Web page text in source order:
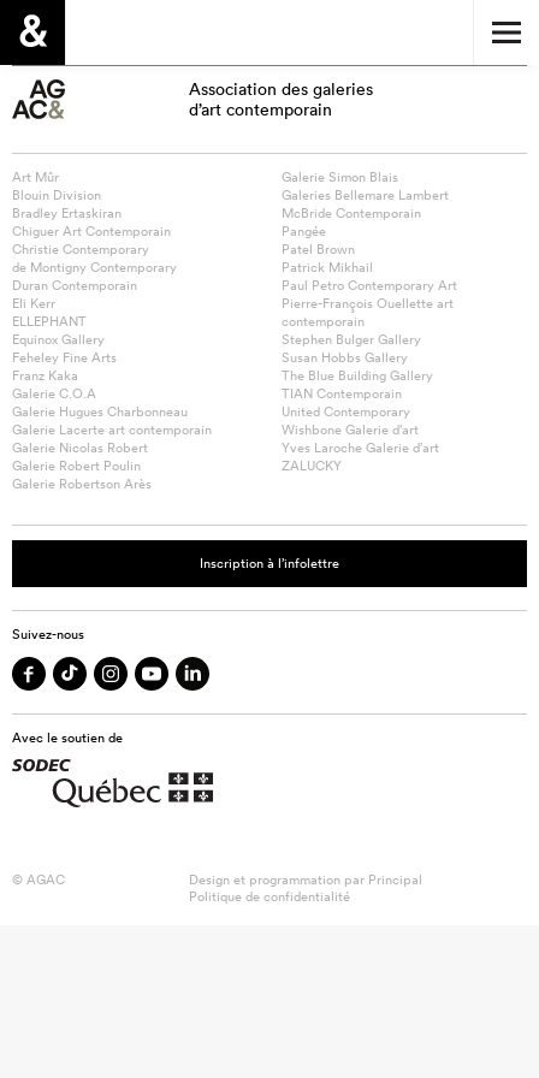
Association des galeries
d’art contemporain
Art Mûr
Blouin Division
Bradley Ertaskiran
Chiguer Art Contemporain
Christie Contemporary
de Montigny Contemporary
Duran Contemporain
Eli Kerr
ELLEPHANT
Equinox Gallery
Feheley Fine Arts
Franz Kaka
Galerie C.O.A
Galerie Hugues Charbonneau
Galerie Lacerte art contemporain
Galerie Nicolas Robert
Galerie Robert Poulin
Galerie Robertson Arès
Galerie Simon Blais
Galeries Bellemare Lambert
McBride Contemporain
Pangée
Patel Brown
Patrick Mikhail
Paul Petro Contemporary Art
Pierre-François Ouellette art
contemporain
Stephen Bulger Gallery
Susan Hobbs Gallery
The Blue Building Gallery
TIAN Contemporain
United Contemporary
Wishbone Galerie d’art
Yves Laroche Galerie d’art
ZALUCKY
Inscription à l’infolettre
Suivez-nous
Avec le soutien de
© AGAC Design et programmation par Principal
Politique de confidentialité